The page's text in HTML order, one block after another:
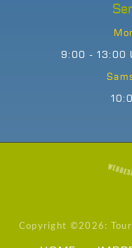
9:00 - 13:00
Copyright ©2026: